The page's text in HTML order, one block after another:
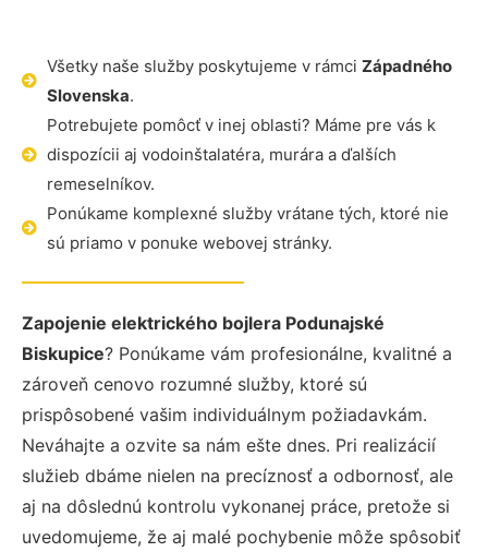
Všetky naše služby poskytujeme v rámci Západného
Slovenska.
Potrebujete pomôcť v inej oblasti? Máme pre vás k
dispozícii aj vodoinštalatéra, murára a ďalších
remeselníkov.
Ponúkame komplexné služby vrátane tých, ktoré nie
sú priamo v ponuke webovej stránky.
Zapojenie elektrického bojlera Podunajské
Biskupice? Ponúkame vám profesionálne, kvalitné a
zároveň cenovo rozumné služby, ktoré sú
prispôsobené vašim individuálnym požiadavkám.
Neváhajte a ozvite sa nám ešte dnes. Pri realizácií
služieb dbáme nielen na precíznosť a odbornosť, ale
aj na dôslednú kontrolu vykonanej práce, pretože si
uvedomujeme, že aj malé pochybenie môže spôsobiť